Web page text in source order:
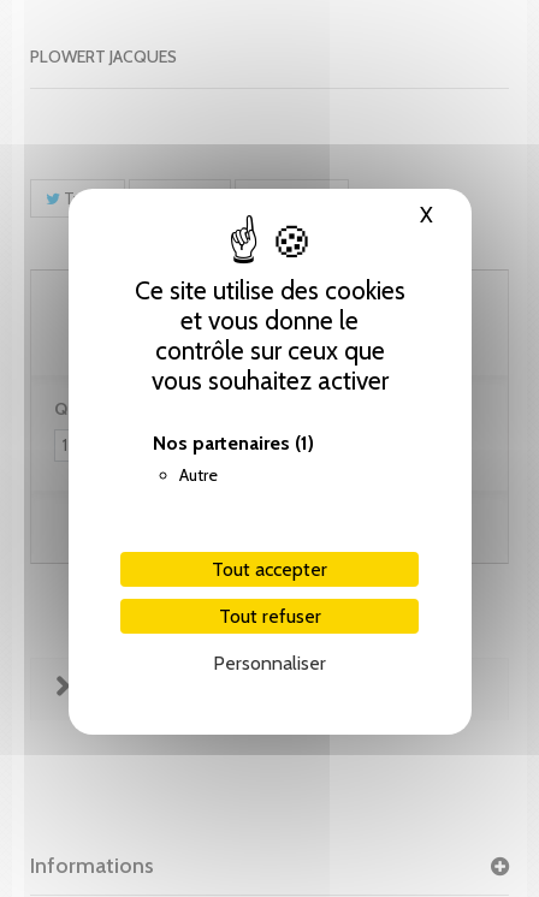
Ce site utilise des cookies
et vous donne le
contrôle sur ceux que
vous souhaitez activer
Nos partenaires (1)
Autre
Tout accepter
Tout refuser
Personnaliser
XMasquer
PLOWERT JACQUES
Tweet
25.65 CHF
Quantité :
Informations